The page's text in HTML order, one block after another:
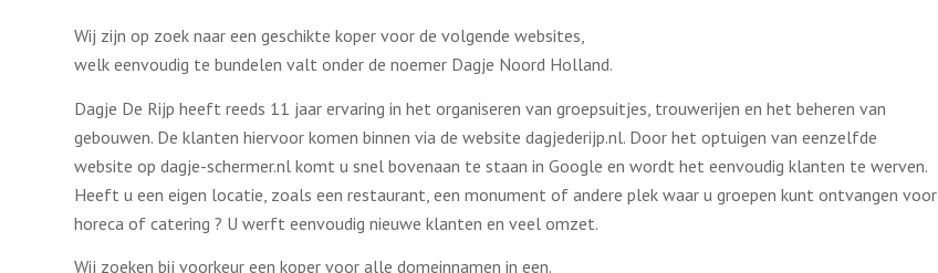
Wij zijn op zoek naar een geschikte koper voor de volgende websites,
welk eenvoudig te bundelen valt onder de noemer Dagje Noord Holland.
Dagje De Rijp heeft reeds 11 jaar ervaring in het organiseren van groepsuitjes, trouwerijen en het beheren van
gebouwen. De klanten hiervoor komen binnen via de website dagjederijp.nl. Door het optuigen van eenzelfde
website op dagje-schermer.nl komt u snel bovenaan te staan in Google en wordt het eenvoudig klanten te werven.
Heeft u een eigen locatie, zoals een restaurant, een monument of andere plek waar u groepen kunt ontvangen voor
horeca of catering ? U werft eenvoudig nieuwe klanten en veel omzet.
Wij zoeken bij voorkeur een koper voor alle domeinnamen in een.